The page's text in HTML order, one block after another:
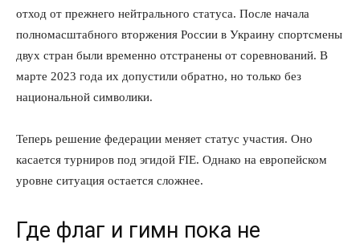
отход от прежнего нейтрального статуса. После начала
полномасштабного вторжения России в Украину спортсмены
двух стран были временно отстранены от соревнований. В
марте 2023 года их допустили обратно, но только без
национальной символики.
Теперь решение федерации меняет статус участия. Оно
касается турниров под эгидой FIE. Однако на европейском
уровне ситуация остается сложнее.
Где флаг и гимн пока не